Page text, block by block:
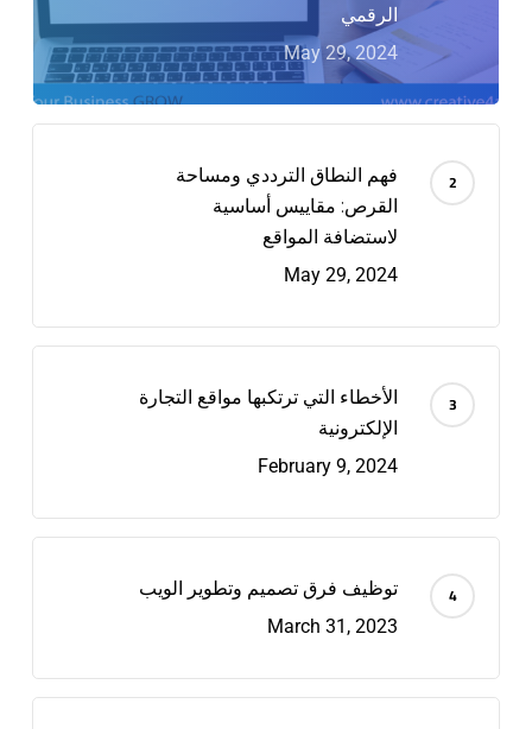
الرقمي
May 29, 2024
فهم النطاق الترددي ومساحة
القرص: مقاييس أساسية
لاستضافة المواقع
May 29, 2024
الأخطاء التي ترتكبها مواقع التجارة
الإلكترونية
February 9, 2024
توظيف فرق تصميم وتطوير الويب
March 31, 2023